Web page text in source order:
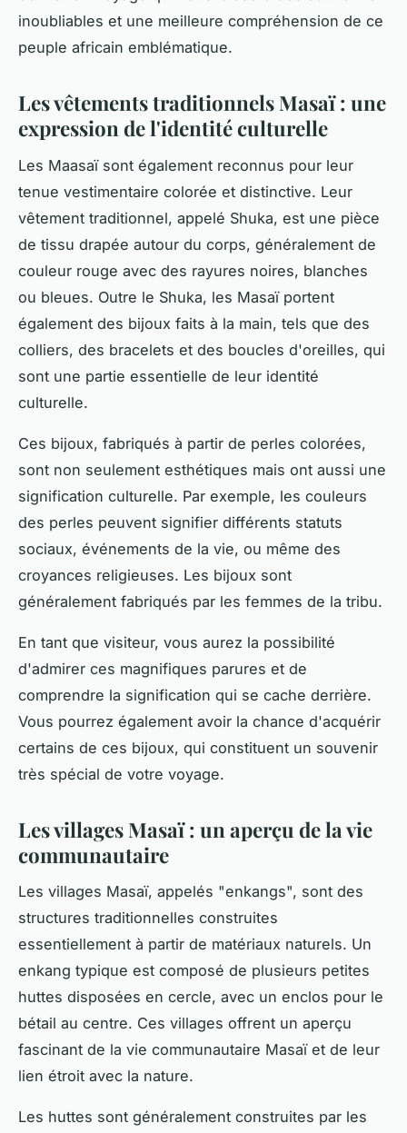
inoubliables et une meilleure compréhension de ce
peuple africain emblématique.
Les vêtements traditionnels Masaï : une
expression de l'identité culturelle
Les Maasaï sont également reconnus pour leur
tenue vestimentaire colorée et distinctive. Leur
vêtement traditionnel, appelé Shuka, est une pièce
de tissu drapée autour du corps, généralement de
couleur rouge avec des rayures noires, blanches
ou bleues. Outre le Shuka, les Masaï portent
également des bijoux faits à la main, tels que des
colliers, des bracelets et des boucles d'oreilles, qui
sont une partie essentielle de leur identité
culturelle.
Ces bijoux, fabriqués à partir de perles colorées,
sont non seulement esthétiques mais ont aussi une
signification culturelle. Par exemple, les couleurs
des perles peuvent signifier différents statuts
sociaux, événements de la vie, ou même des
croyances religieuses. Les bijoux sont
généralement fabriqués par les femmes de la tribu.
En tant que visiteur, vous aurez la possibilité
d'admirer ces magnifiques parures et de
comprendre la signification qui se cache derrière.
Vous pourrez également avoir la chance d'acquérir
certains de ces bijoux, qui constituent un souvenir
très spécial de votre voyage.
Les villages Masaï : un aperçu de la vie
communautaire
Les villages Masaï, appelés "enkangs", sont des
structures traditionnelles construites
essentiellement à partir de matériaux naturels. Un
enkang typique est composé de plusieurs petites
huttes disposées en cercle, avec un enclos pour le
bétail au centre. Ces villages offrent un aperçu
fascinant de la vie communautaire Masaï et de leur
lien étroit avec la nature.
Les huttes sont généralement construites par les